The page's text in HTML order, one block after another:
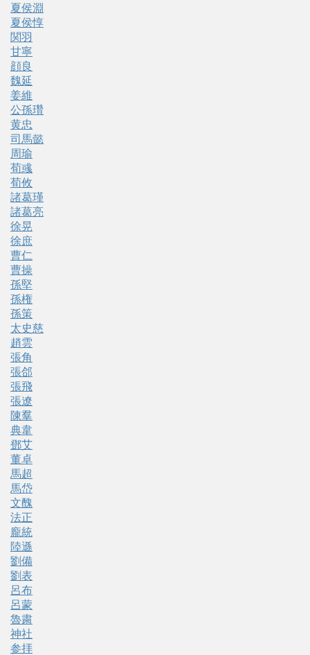
夏侯淵
夏侯惇
関羽
甘寧
顔良
魏延
姜維
公孫瓚
黄忠
司馬懿
周瑜
荀彧
荀攸
諸葛瑾
諸葛亮
徐晃
徐庶
曹仁
曹操
孫堅
孫権
孫策
太史慈
趙雲
張角
張郃
張飛
張遼
陳羣
典韋
鄧艾
董卓
馬超
馬岱
文醜
法正
龐統
陸遜
劉備
劉表
呂布
呂蒙
魯粛
神社
参拝